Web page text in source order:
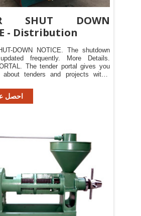
SHUT DOWN
- Distribution
DOWN NOTICE. The shutdown
frequently. More Details.
The tender portal gives you
tenders and projects within
NEW WAYS TO SEND
READING. Useful Links. Newاحصل